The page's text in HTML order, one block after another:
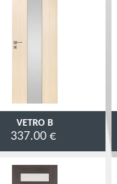
VETRO B
337.00 €